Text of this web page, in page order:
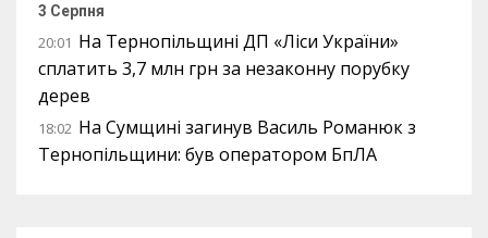
3 Серпня
20:01 На Тернопільщині ДП «Ліси України»
сплатить 3,7 млн грн за незаконну порубку
дерев
18:02 На Сумщині загинув Василь Романюк з
Тернопільщини: був оператором БпЛА